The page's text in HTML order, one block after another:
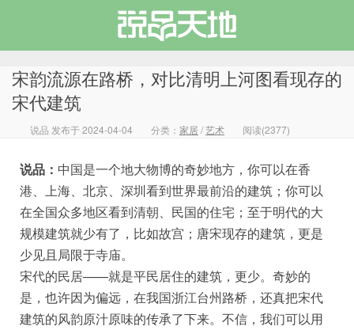
宋韵流源在路桥，对比清明上河图看现存的
宋代建筑
说品 发布于 2024-04-04 分类： 家居/艺术 阅读(2377)
说品： 中国是一个地大物博的奇妙地方，你可以在香
港、上海、北京、深圳看到世界最前沿的建筑；你可以
在全国众多地区看到清朝、民国的住宅；至于明代的大
规模建筑就少有了，比如故宫；唐宋现存的建筑，更是
少见且局限于寺庙。
宋代的民居——就是平民居住的建筑，更少。奇妙的
是，也许因为偏远，在我国浙江台州路桥，还真把宋代
建筑的风韵原汁原味的传承了下来。不信，我们可以用